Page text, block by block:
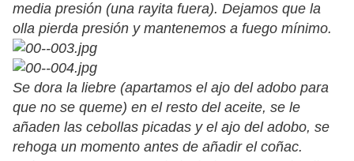
media presión (una rayita fuera). Dejamos que la
olla pierda presión y mantenemos a fuego mínimo.
Se dora la liebre (apartamos el ajo del adobo para
que no se queme) en el resto del aceite, se le
añaden las cebollas picadas y el ajo del adobo, se
rehoga un momento antes de añadir el coñac.